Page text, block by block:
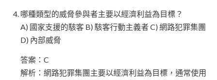
哪種類型的威脅參與者主要以經濟利益為目標？
A) 國家支援的駭客 B) 駭客行動主義者 C) 網路犯罪集團
D) 內部威脅
答案：C
解析：網路犯罪集團主要以經濟利益為目標，通常使用